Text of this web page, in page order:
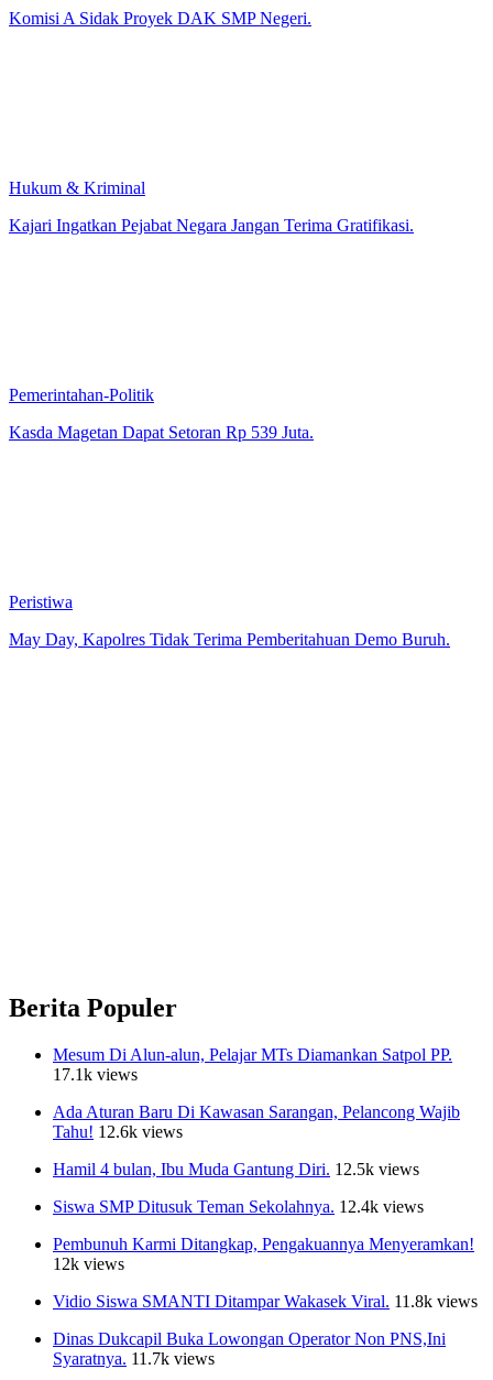
Komisi A Sidak Proyek DAK SMP Negeri.
Hukum & Kriminal
Kajari Ingatkan Pejabat Negara Jangan Terima Gratifikasi.
Pemerintahan-Politik
Kasda Magetan Dapat Setoran Rp 539 Juta.
Peristiwa
May Day, Kapolres Tidak Terima Pemberitahuan Demo Buruh.
Berita Populer
Mesum Di Alun-alun, Pelajar MTs Diamankan Satpol PP.
17.1k views
Ada Aturan Baru Di Kawasan Sarangan, Pelancong Wajib
Tahu! 12.6k views
Hamil 4 bulan, Ibu Muda Gantung Diri. 12.5k views
Siswa SMP Ditusuk Teman Sekolahnya. 12.4k views
Pembunuh Karmi Ditangkap, Pengakuannya Menyeramkan!
12k views
Vidio Siswa SMANTI Ditampar Wakasek Viral. 11.8k views
Dinas Dukcapil Buka Lowongan Operator Non PNS,Ini
Syaratnya. 11.7k views